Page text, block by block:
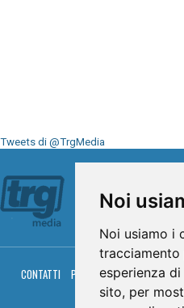
Noi
Noi usiamo i
tracciamento
esperienza
sito, per
Tweets di @TrgMedia
CONTATTI PRIVACY COOKIES
RGM